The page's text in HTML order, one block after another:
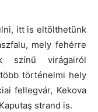
itt is eltölthetünk
mely fehérre
színű virágairól
történelmi hely
fellegvár, Kekova
strand is.